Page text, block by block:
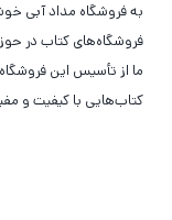
به فروشگاه مداد آبی
فروشگاه‌های کتاب در
ما از تأسیس این
کتاب‌هایی با کیفیت و